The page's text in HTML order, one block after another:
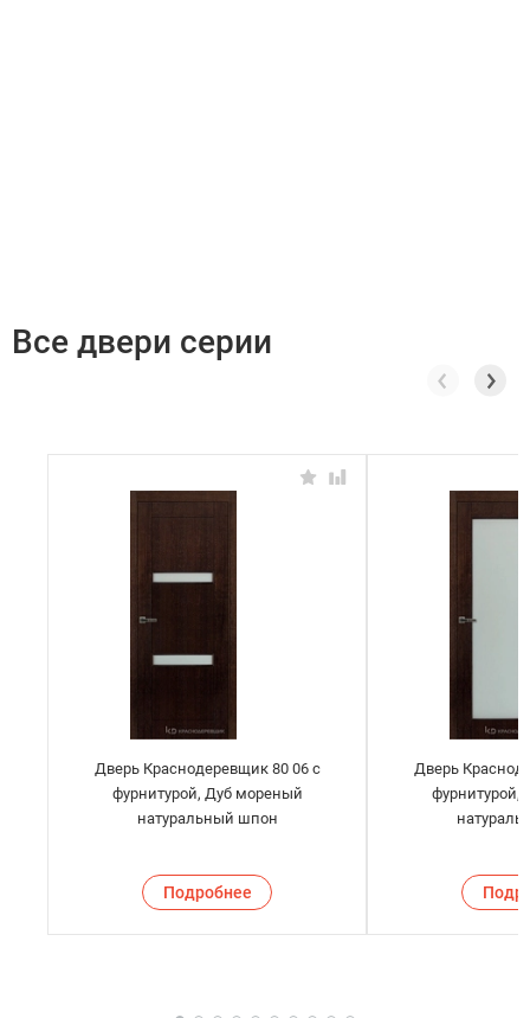
Все двери серии
Дверь Краснодеревщик 80 06 с
фурнитурой, Дуб мореный
натуральный шпон
Подробнее
Дверь
фурнитурой,